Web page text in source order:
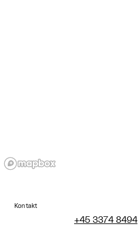
Kontakt
+45 3374 8494